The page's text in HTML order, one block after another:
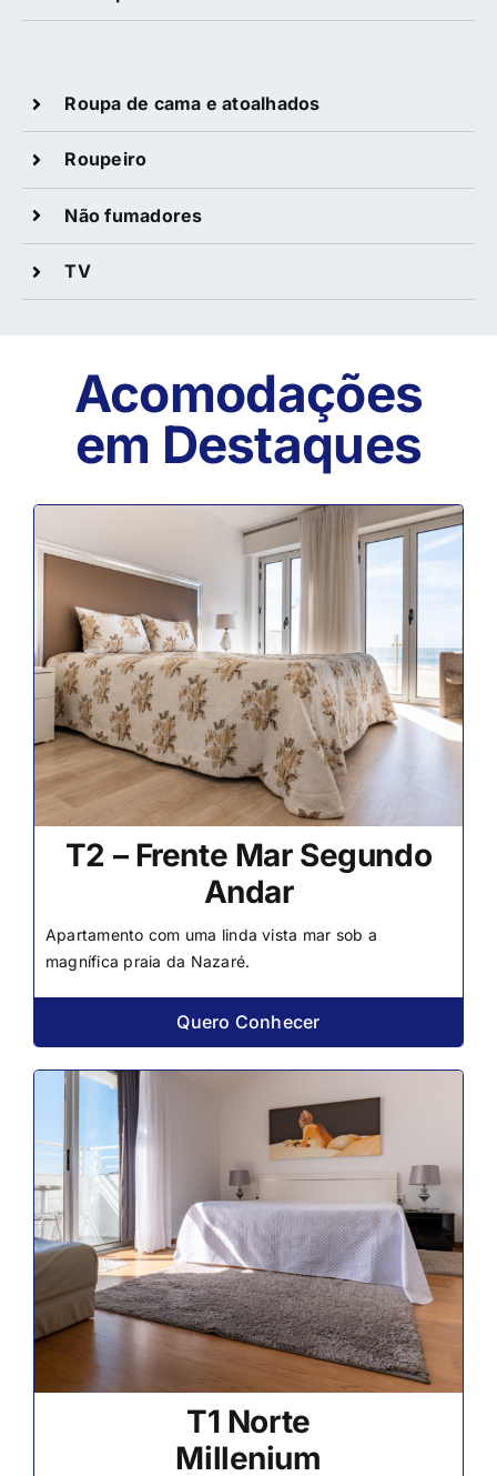
Roupa de cama e atoalhados
Roupeiro
Não fumadores
TV
Acomodações
em Destaques
T2 – Frente Mar Segundo
Andar
Apartamento com uma linda vista mar sob a
magnífica praia da Nazaré.
Quero Conhecer
T1 Norte
Millenium